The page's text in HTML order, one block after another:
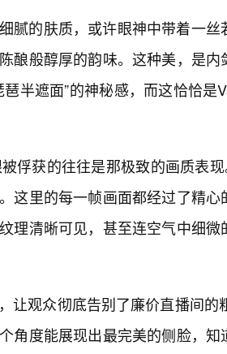
腻的肤质，或许眼神中带着一
酿般醇厚的韵味。这种美，是
半遮面”的神秘感，而这恰恰是
俘获的往往是那极致的画质表
这里的每一帧画面都经过了精
理清晰可见，甚至连空气中细
让观众彻底告别了廉价直播间的
角度能展现出最完美的侧脸，